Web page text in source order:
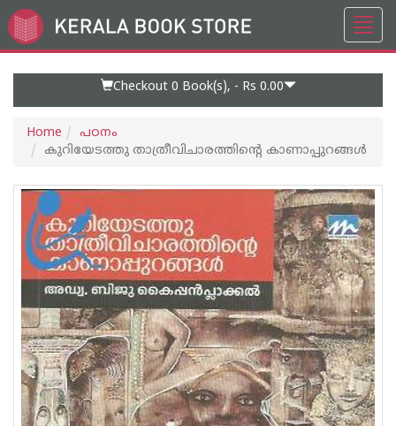
Go
to
Checkout 0 Book(s), - Rs 0.00
Home
പഠനം
കുറിയേടത്തു താത്രീവിചാരത്തിന്റെ കാണാപ്പുറങ്ങള്‍